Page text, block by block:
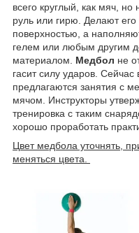
всего круглый, как мяч,
руль или гирю. Делают
поверхностью, а
гелем или любым другим
материалом.
Медбол не
гасит силу ударов.
предлагаются занятия с
мячом. Инструкторы
тренировка с таким
хорошо проработать
Цвет медбола уточнять,
меняться цвета.